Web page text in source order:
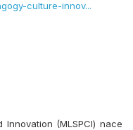
culture-innov...
(MLSPCI) nace